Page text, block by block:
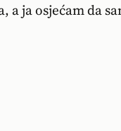
a ja osjećam da